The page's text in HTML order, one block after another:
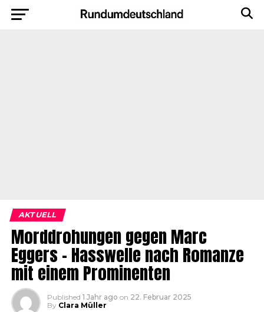
AKTUELL
Morddrohungen gegen Marc
Eggers – Hasswelle nach Romanze
mit einem Prominenten
Published 1 Jahr ago on 22. Februar 2025
By Clara Müller